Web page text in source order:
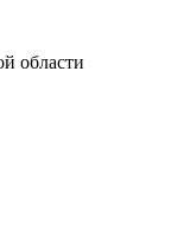
области